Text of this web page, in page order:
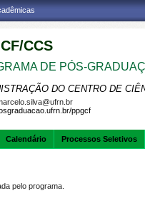
CCS
DE PÓS-
DO CENTRO DE
ppgcf
Calendário Processos Seletivos
pelo programa.